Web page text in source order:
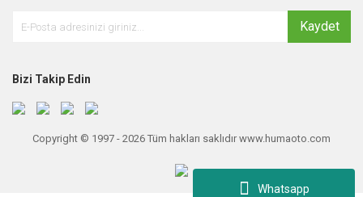
Whatsapp
Kaydet
Bizi Takip Edin
Copyright © 1997 - 2026 Tüm hakları saklıdır www.humaoto.com